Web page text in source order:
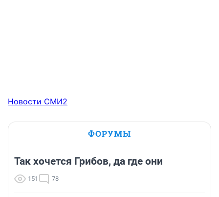
Новости СМИ2
ФОРУМЫ
Так хочется Грибов, да где они
151 78